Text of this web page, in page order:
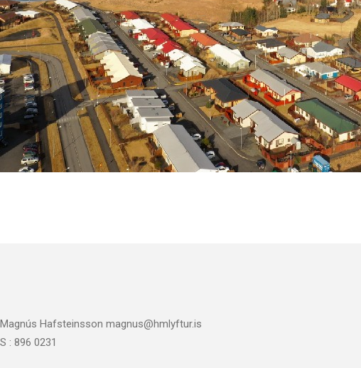
Magnús Hafsteinsson magnus@hmlyftur.is
S : 896 0231